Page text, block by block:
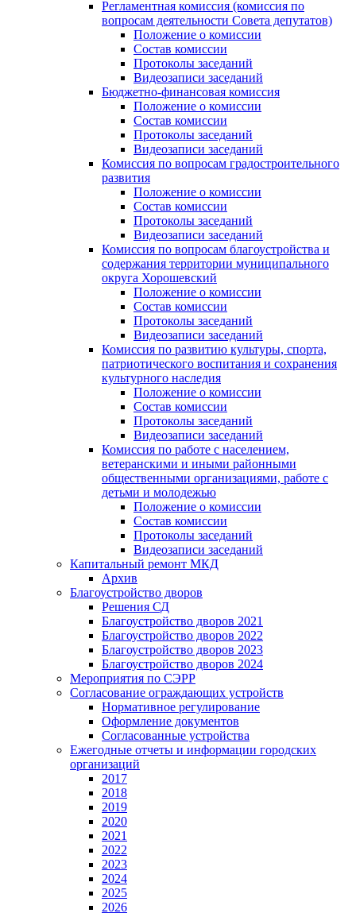
Регламентная комиссия (комиссия по
вопросам деятельности Совета депутатов)
Положение о комиссии
Состав комиссии
Протоколы заседаний
Видеозаписи заседаний
Бюджетно-финансовая комиссия
Положение о комиссии
Состав комиссии
Протоколы заседаний
Видеозаписи заседаний
Комиссия по вопросам градостроительного
развития
Положение о комиссии
Состав комиссии
Протоколы заседаний
Видеозаписи заседаний
Комиссия по вопросам благоустройства и
содержания территории муниципального
округа Хорошевский
Положение о комиссии
Состав комиссии
Протоколы заседаний
Видеозаписи заседаний
Комиссия по развитию культуры, спорта,
патриотического воспитания и сохранения
культурного наследия
Положение о комиссии
Состав комиссии
Протоколы заседаний
Видеозаписи заседаний
Комиссия по работе с населением,
ветеранскими и иными районными
общественными организациями, работе с
детьми и молодежью
Положение о комиссии
Состав комиссии
Протоколы заседаний
Видеозаписи заседаний
Капитальный ремонт МКД
Архив
Благоустройство дворов
Решения СД
Благоустройство дворов 2021
Благоустройство дворов 2022
Благоустройство дворов 2023
Благоустройство дворов 2024
Мероприятия по СЭРР
Согласование ограждающих устройств
Нормативное регулирование
Оформление документов
Согласованные устройства
Ежегодные отчеты и информации городских
организаций
2017
2018
2019
2020
2021
2022
2023
2024
2025
2026